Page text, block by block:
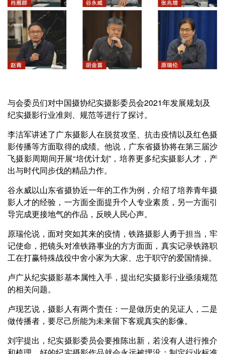
与会委员们对中国摄协纪实摄影委员会2021年发展规划及
纪实摄影行业准则、规范等进行了探讨。
李洁军讲述了广东摄影人在脱贫攻坚、抗击疫情以及红色摄
影传播等方面取得的成绩。他说，广东省摄协将在第三届沙
飞摄影周期间开展“培优计划”，培养更多纪实摄影人才，产
出与时代同步伐的精品力作。
谷永威以山东省摄协近一年的工作为例，介绍了培养青年摄
影人才的经验，一方面全面提升个人专业素质，另一方面引
导完成更接地气的作品，反映人民心声。
原瑞伦说，面对突如其来的疫情，铁路摄影人勇于担当，牢
记使命，把镜头对准铁路事业的方方面面，真实记录铁路职
工在打赢特殊战役中舍小家为大家、忠于职守的爱国情操。
卢广从纪实摄影基本属性入手，提出纪实摄影行业亟须规范
的相关问题。
卢现艺说，摄影人有两个责任：一是做历史的见证人，二是
做传播者，要尽己所能为未来留下客观真实的影像。
刘宇提出，纪实摄影委员会要推陈出新，若没有人进行推介